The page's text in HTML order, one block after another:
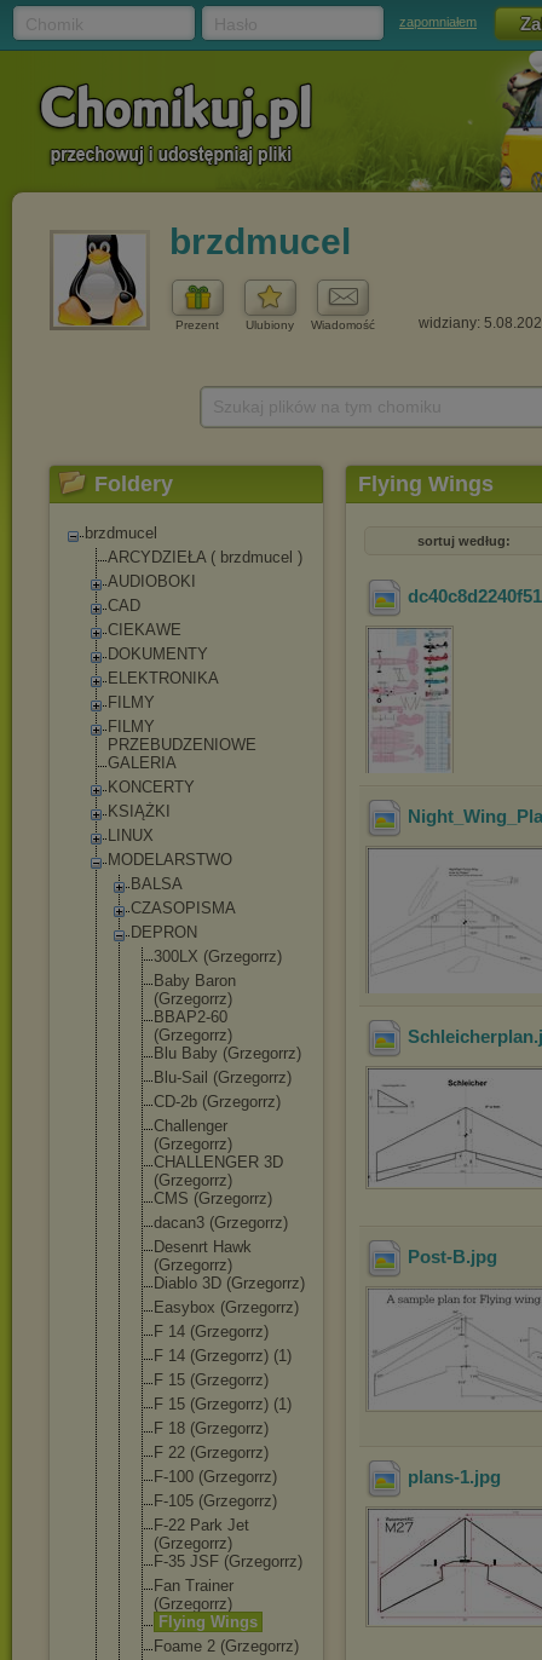
zapomniałem
brzdmucel
Prezent Ulubiony Wiadomość widziany:
Foldery
brzdmucel
ARCYDZIEŁA ( brzdmucel )
AUDIOBOKI
CAD
CIEKAWE
DOKUMENTY
ELEKTRONIKA
FILMY
FILMY
PRZEBUDZENIOWE
GALERIA
KONCERTY
KSIĄŻKI
LINUX
MODELARSTWO
BALSA
CZASOPISMA
DEPRON
300LX (Grzegorrz)
Baby Baron
(Grzegorrz)
BBAP2-60
(Grzegorrz)
Blu Baby (Grzegorrz)
Blu-Sail (Grzegorrz)
CD-2b (Grzegorrz)
Challenger
(Grzegorrz)
CHALLENGER 3D
(Grzegorrz)
CMS (Grzegorrz)
dacan3 (Grzegorrz)
Desenrt Hawk
(Grzegorrz)
Diablo 3D (Grzegorrz)
Easybox (Grzegorrz)
F 14 (Grzegorrz)
F 14 (Grzegorrz) (1)
F 15 (Grzegorrz)
F 15 (Grzegorrz) (1)
F 18 (Grzegorrz)
F 22 (Grzegorrz)
F-100 (Grzegorrz)
F-105 (Grzegorrz)
F-22 Park Jet
(Grzegorrz)
F-35 JSF (Grzegorrz)
Fan Trainer
(Grzegorrz)
Flying Wings
Foame 2 (Grzegorrz)
Flying Wings
sortuj według:
Schleicherplan
Post-B.jpg
plans-1.jpg